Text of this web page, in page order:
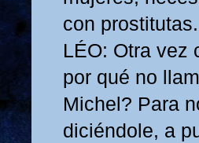
con prostitutas.
LÉO: Otra vez
por qué no
Michel? Para
diciéndole, a